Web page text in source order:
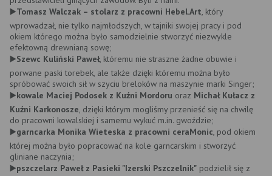
▶️Tomasz Walczak – stolarz z pracowni Hebel.Art, który
wprowadzał, nie tylko najmłodszych, w tajniki swojej pracy i pod
okiem którego można było samodzielnie stworzyć niezwykle
efektowną drewnianą sowę;
▶️Szewc Kuliński Paweł, któremu nie straszne żadne obuwie i
porwane paski torebek, ale także dzięki któremu można było
spróbować swoich sił w szyciu breloków na maszynie marki Singer;
▶️kowale Maciej Podosek z Kuźni Mordoru oraz Michał Kułacz z
Kuźni Karkonosze, dzięki którym mogliśmy przenieść się na chwilę
do pracowni kowalskiej i samemu wykuć m.in. gwoździe;
▶️garncarka Monika Wieteska z pracowni ceraMonic, pod okiem
której można było popracować na kole garncarskim i stworzyć
gliniane naczynia;
▶️pszczelarz Paweł z Pasieki "Izerski Pszczelnik" podzielił się z